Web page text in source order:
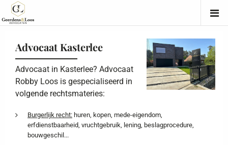
Advocaat Kasterlee
Advocaat in Kasterlee? Advocaat
Robby Loos is gespecialiseerd in
volgende rechtsmateries:
Burgerlijk recht: huren, kopen, mede-eigendom,
erfdienstbaarheid, vruchtgebruik, lening, beslagprocedure,
bouwgeschil...